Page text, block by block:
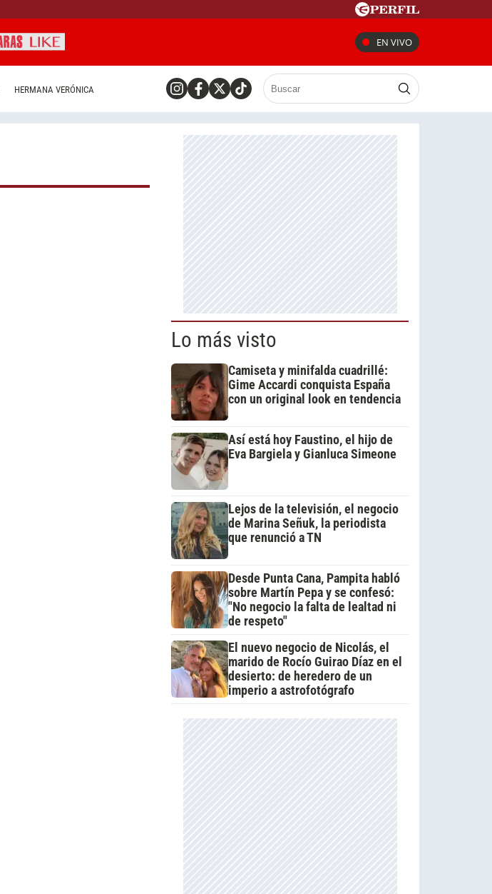
EN VIVO
HERMANA VERÓNICA
Lo más visto
Camiseta y minifalda cuadrillé:
Gime Accardi conquista España
con un original look en tendencia
Así está hoy Faustino, el hijo de
Eva Bargiela y Gianluca Simeone
Lejos de la televisión, el negocio
de Marina Señuk, la periodista
que renunció a TN
Desde Punta Cana, Pampita habló
sobre Martín Pepa y se confesó:
"No negocio la falta de lealtad ni
de respeto"
El nuevo negocio de Nicolás, el
marido de Rocío Guirao Díaz en el
desierto: de heredero de un
imperio a astrofotógrafo